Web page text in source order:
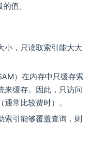
值。
小，只读取索引能大大
）在内存中只缓存索
来缓存。因此，只访问
常比较费时）。
索引能够覆盖查询，则